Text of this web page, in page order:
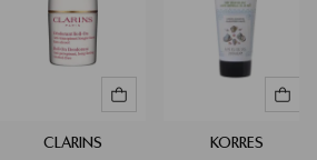
исследованиями и видимыми
результатами.
Подробнее
CLARINS KORRES